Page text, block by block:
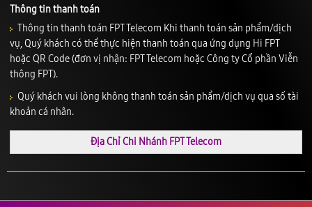
Thông tin thanh toán
Thông tin thanh toán FPT Telecom Khi thanh toán sản phẩm/dịch
vụ, Quý khách có thể thực hiện thanh toán qua ứng dụng Hi FPT
hoặc QR Code (đơn vị nhận: FPT Telecom hoặc Công ty Cổ phần Viễn
thông FPT).
Quý khách vui lòng không thanh toán sản phẩm/dịch vụ qua số tài
khoản cá nhân.
Địa Chỉ Chi Nhánh FPT Telecom